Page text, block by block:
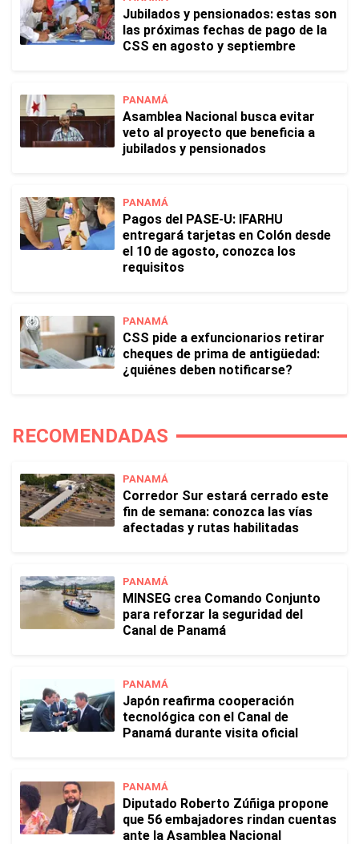
Jubilados y pensionados: estas son
las próximas fechas de pago de la
CSS en agosto y septiembre
PANAMÁ
Asamblea Nacional busca evitar
veto al proyecto que beneficia a
jubilados y pensionados
PANAMÁ
Pagos del PASE-U: IFARHU
entregará tarjetas en Colón desde
el 10 de agosto, conozca los
requisitos
PANAMÁ
CSS pide a exfuncionarios retirar
cheques de prima de antigüedad:
¿quiénes deben notificarse?
RECOMENDADAS
PANAMÁ
Corredor Sur estará cerrado este
fin de semana: conozca las vías
afectadas y rutas habilitadas
PANAMÁ
MINSEG crea Comando Conjunto
para reforzar la seguridad del
Canal de Panamá
PANAMÁ
Japón reafirma cooperación
tecnológica con el Canal de
Panamá durante visita oficial
PANAMÁ
Diputado Roberto Zúñiga propone
que 56 embajadores rindan cuentas
ante la Asamblea Nacional